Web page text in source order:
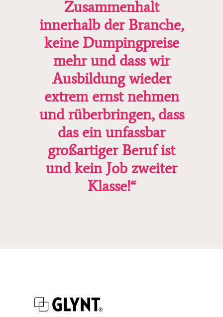
Zusammenhalt
innerhalb der Branche,
keine Dumpingpreise
mehr und dass wir
Ausbildung wieder
extrem ernst nehmen
und rüberbringen, dass
das ein unfassbar
großartiger Beruf ist
und kein Job zweiter
Klasse!“